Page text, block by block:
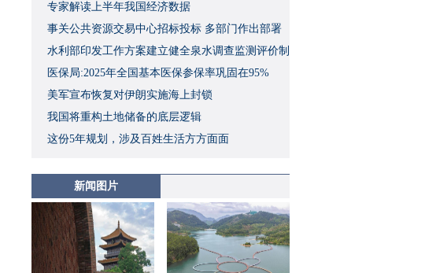
专家解读上半年我国经济数据
事关公共资源交易中心招标投标 多部门作出部署
水利部印发工作方案建立健全泉水调查监测评价制
度
医保局:2025年全国基本医保参保率巩固在95%
美军宣布恢复对伊朗实施海上封锁
我国将重构土地储备的底层逻辑
这份5年规划，涉及百姓生活方方面面
新闻图片